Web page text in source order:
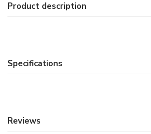
Product description
Specifications
Reviews